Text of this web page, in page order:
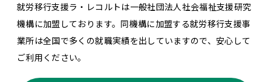
就労移行支援ラ・レコルトは一般社団法人社会福祉支援研究
機構に加盟しております。同機構に加盟する就労移行支援事
業所は全国で多くの就職実績を出していますので、安心して
ご利用ください。